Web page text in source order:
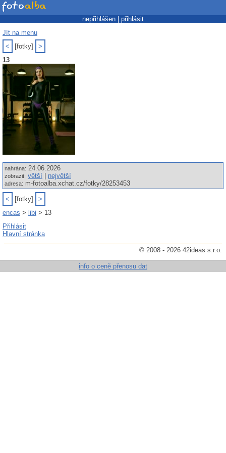
nepřihlášen | přihlásit
Jít na menu
<
[fotky]
>
13
nahrána: 24.06.2026
zobrazit: větší největší
adresa: m-fotoalba.xchat.cz/fotky/28253453
< [fotky]
>
encas > libi > 13
Přihlásit
Hlavní stránka
© 2008 - 2026 42ideas s.r.o.
info o ceně přenosu dat